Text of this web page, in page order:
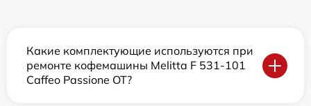
Какие комплектующие используются при
ремонте кофемашины Melitta F 531-101
Caffeo Passione OT?